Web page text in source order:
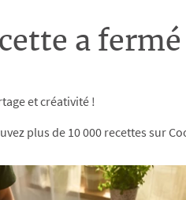
a
et créativité !
plus de 10 000 recettes sur